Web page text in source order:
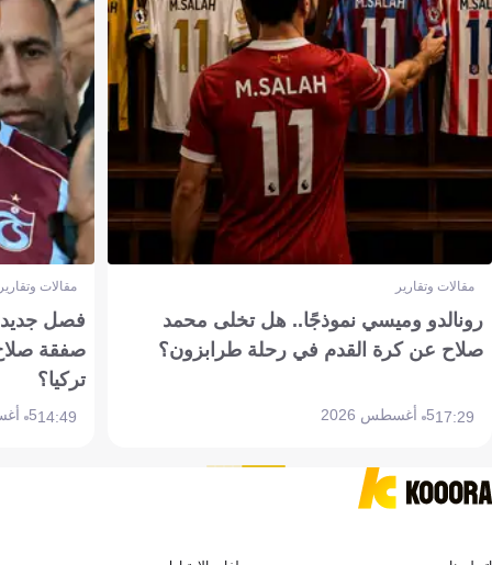
مقالات وتقارير
رونالدو وميسي نموذجًا.. هل تخلى محمد
صلاح عن كرة القدم في رحلة طرابزون؟
17:295 أغسطس 2026
مقالات
فصل جديد
صفقة
تركيا؟
14:495 أغسطس 2026